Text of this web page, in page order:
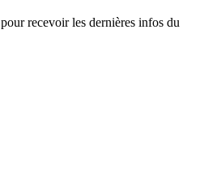
pour recevoir les dernières infos du